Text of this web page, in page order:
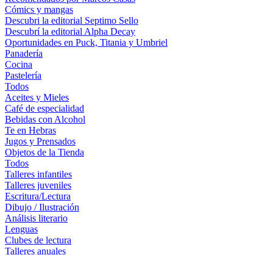
Cómics y mangas
Descubri la editorial Septimo Sello
Descubrí la editorial Alpha Decay
Oportunidades en Puck, Titania y Umbriel
Panadería
Cocina
Pastelería
Todos
Aceites y Mieles
Café de especialidad
Bebidas con Alcohol
Te en Hebras
Jugos y Prensados
Objetos de la Tienda
Todos
Talleres infantiles
Talleres juveniles
Escritura/Lectura
Dibujo / Ilustración
Análisis literario
Lenguas
Clubes de lectura
Talleres anuales